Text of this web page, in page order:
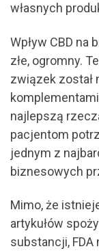
własnych
Wpływ CBD na
złe, ogromny.
związek został
najlepszą
pacjentom
jednym z
biznesowych
Mimo, że
artykułów
substancji,